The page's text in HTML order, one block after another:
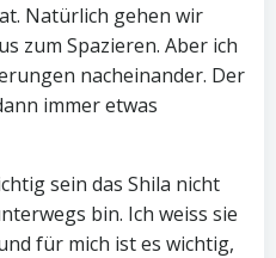
Natürlich gehen wir
zum Spazieren. Aber ich
nacheinander. Der
immer etwas
sein das Shila nicht
bin. Ich weiss sie
für mich ist es wichtig,